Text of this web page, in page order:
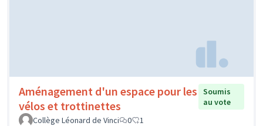
Aménagement d'un espace pour les
vélos et trottinettes
Soumis
au vote
Collège Léonard de Vinci
0 1